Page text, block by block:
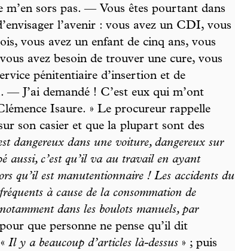
m’en sors pas. — Vous êtes pourtant dans
l’avenir : vous avez un CDI, vous
vous avez un enfant de cinq ans, vous
avez besoin de trouver une cure, vous
pénitentiaire d’insertion et de
J’ai demandé ! C’est eux qui m’ont
Isaure. » Le procureur rappelle
son casier et que la plupart sont des
dangereux dans une voiture, dangereux sur
aussi, c’est qu’il va au travail en ayant
qu’il est manutentionnaire ! Les accidents du
à cause de la consommation de
dans les boulots manuels, par
que personne ne pense qu’il dit
Il y a beaucoup d’articles là-dessus » ; puis